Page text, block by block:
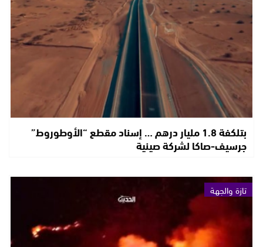
بتلكفة 1.8 مليار درهم … إسناد مقطع “الأوطوروط”
جرسيف-صاكا لشركة صينية
تازة والجهة